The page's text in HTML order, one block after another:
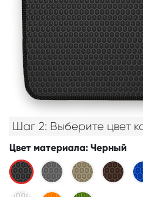
Шаг 2: Выберите цвет
Цвет материала: Черный